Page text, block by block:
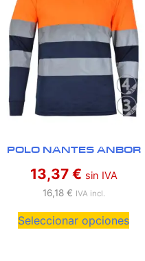
POLO NANTES ANBOR
13,37 € sin IVA
16,18 € IVA incl.
Seleccionar opciones